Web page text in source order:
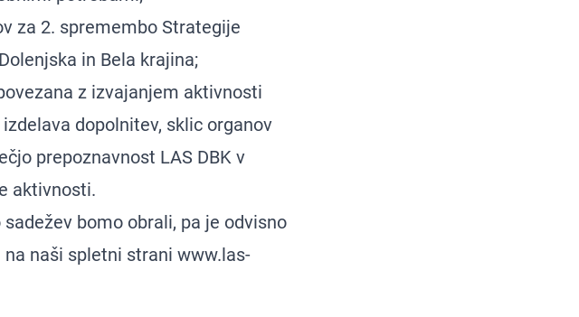
za 2. spremembo Strategije
in Bela krajina;
z izvajanjem aktivnosti
dopolnitev, sklic organov
prepoznavnost LAS DBK v
aktivnosti.
bomo obrali, pa je odvisno
na naši spletni strani www.las-